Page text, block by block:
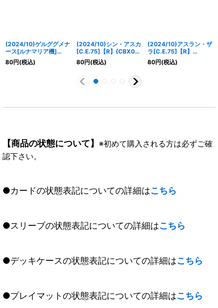
(2024/10)ゲルググメナ
ース[ルナマリア機]
【C】{CBX01-002}
《白》
80円(税込)
(2024/10)シン・アスカ
[C.E.75]【R】{CBX01-
016}《白》
80円(税込)
(2024/10)アスラン・ザ
ラ[C.E.75]【R】
{CBX01-017}《白》
80円(税込)
【商品の状態について】 ※初めて購入される方は必ずご確
認下さい。
●カードの状態表記についての詳細はこちら
●スリーブの状態表記についての詳細はこちら
●デッキケースの状態表記についての詳細はこちら
●プレイマットの状態表記についての詳細はこちら